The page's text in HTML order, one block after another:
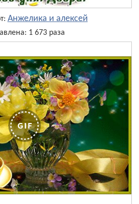
Анжелика и алексей
1 673 раза